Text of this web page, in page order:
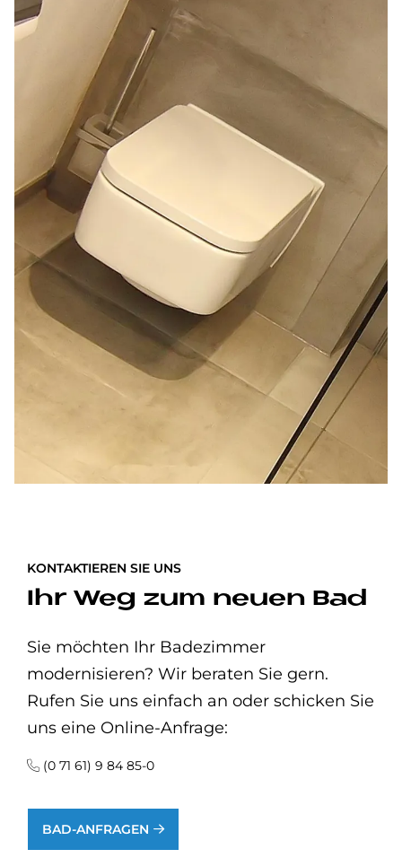
KONTAKTIEREN SIE UNS
Ihr Weg zum neuen Bad
Sie möchten Ihr Badezimmer
modernisieren? Wir beraten Sie gern.
Rufen Sie uns einfach an oder schicken Sie
uns eine Online-Anfrage:
(0 71 61) 9 84 85-0
BAD-ANFRAGEN